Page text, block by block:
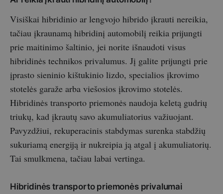
Visiškai hibridinio ar lengvojo hibrido įkrauti nereikia,
tačiau įkraunamą hibridinį automobilį reikia prijungti
prie maitinimo šaltinio, jei norite išnaudoti visus
hibridinės technikos privalumus. Jį galite prijungti prie
įprasto sieninio kištukinio lizdo, specialios įkrovimo
stotelės garaže arba viešosios įkrovimo stotelės.
Hibridinės transporto priemonės naudoja keletą gudrių
triukų, kad įkrautų savo akumuliatorius važiuojant.
Pavyzdžiui, rekuperacinis stabdymas surenka stabdžių
sukuriamą energiją ir nukreipia ją atgal į akumuliatorių.
Tai smulkmena, tačiau labai vertinga.
Hibridinės transporto priemonės privalumai